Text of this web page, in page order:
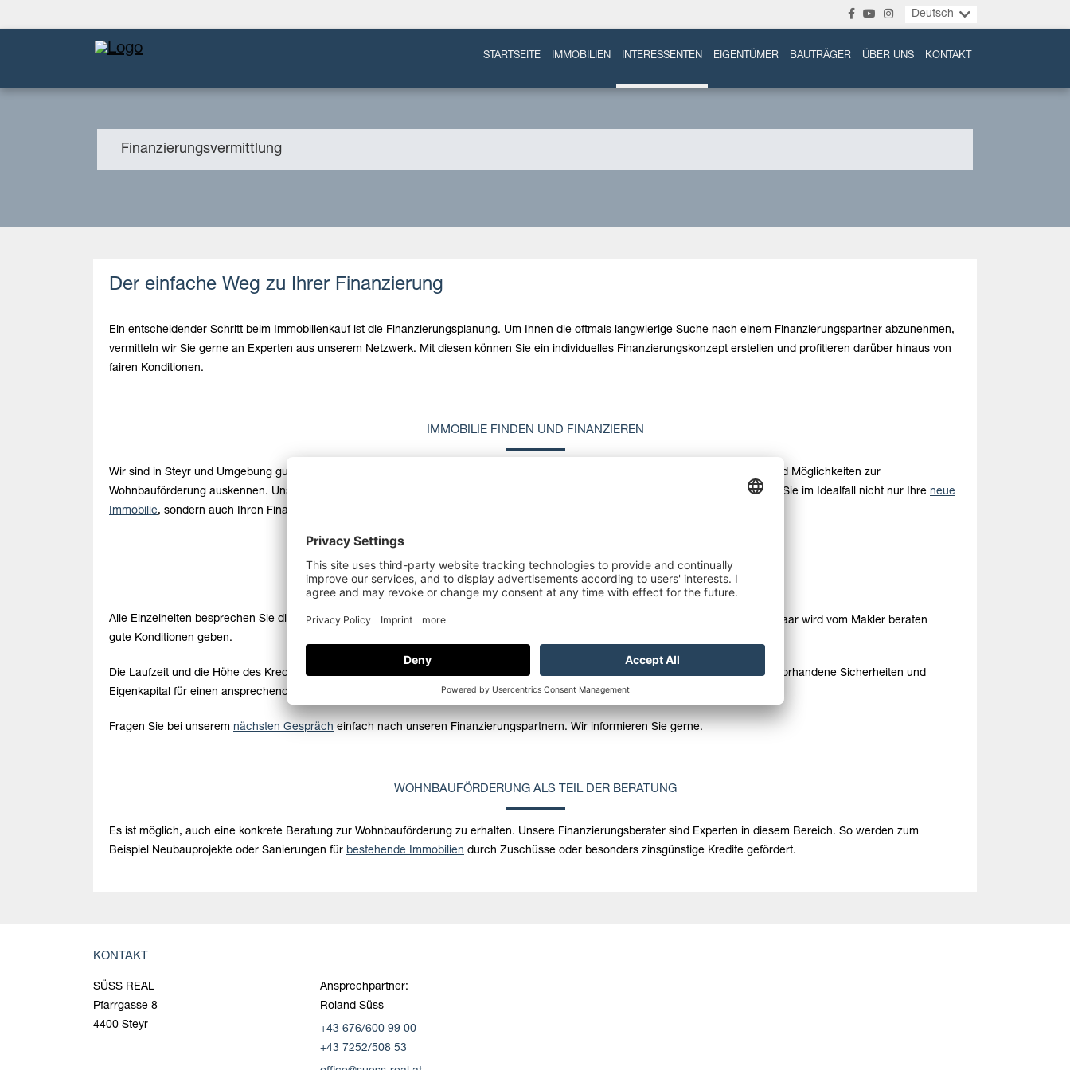
Deutsch
STARTSEITE IMMOBILIEN INTERESSENTEN EIGENTÜMER BAUTRÄGER ÜBER UNS KONTAKT
Finanzierungsvermittlung
Der einfache Weg zu Ihrer Finanzierung
Ein entscheidender Schritt beim Immobilienkauf ist die Finanzierungsplanung. Um Ihnen die oftmals langwierige Suche nach einem Finanzierungspartner abzunehmen,
vermitteln wir Sie gerne an Experten aus unserem Netzwerk. Mit diesen können Sie ein individuelles Finanzierungskonzept erstellen und profitieren darüber hinaus von
fairen Konditionen.
IMMOBILIE FINDEN UND FINANZIEREN
Wir sind in Steyr und Umgebung gut vernetzt und stellen gerne den Kontakt zu Finanzpartnern her, die sich mit Immobilienkrediten und Möglichkeiten zur
Wohnbauförderung auskennen. Unsere Partner haben sich bewährt und stehen gerne für eine Beratung zur Verfügung. Somit finden Sie im Idealfall nicht nur Ihre neue
Immobilie, sondern auch Ihren Finanzierungspartner bei
TIPPS UND ASPEKTE FÜR DIE KREDITWAHL
Alle Einzelheiten besprechen Sie direkt mit Ihrem Finanzierungsberater. Dennoch können wir Ihnen vorab Tipps für
gute Konditionen geben.
Die Laufzeit und die Höhe des Kredits sind nur zwei Faktoren, die eine Finanzierung beeinflussen. Weiters sorgen eine gute Bonität, vorhandene Sicherheiten und
Eigenkapital für einen ansprechenden Kredit.
Fragen Sie bei unserem nächsten Gespräch einfach nach unseren Finanzierungspartnern. Wir informieren Sie gerne.
WOHNBAUFÖRDERUNG ALS TEIL DER BERATUNG
Es ist möglich, auch eine konkrete Beratung zur Wohnbauförderung zu erhalten. Unsere Finanzierungsberater sind Experten in diesem Bereich. So werden zum
Beispiel Neubauprojekte oder Sanierungen für bestehende Immobilien durch Zuschüsse oder besonders zinsgünstige Kredite gefördert.
KONTAKT
SÜSS REAL
Pfarrgasse 8
4400 Steyr
Ansprechpartner:
Roland Süss
+43 676/600 99 00
+43 7252/508 53